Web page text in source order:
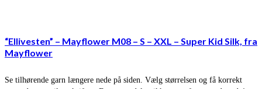
“Ellivesten” – Mayflower M08 – S – XXL – Super Kid Silk, fra
Mayflower
Se tilhørende garn længere nede på siden. Vælg størrelsen og få korrekt